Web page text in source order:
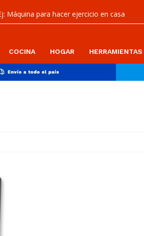
COCINA HOGAR HERRAMIENTAS